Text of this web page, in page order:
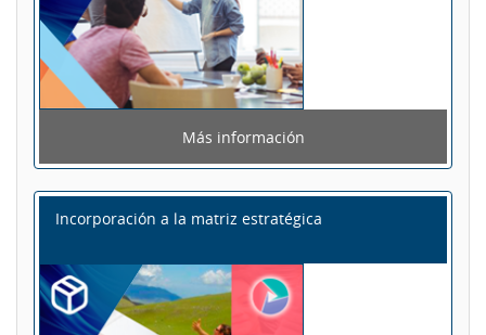
Más información
Incorporación a la matriz estratégica